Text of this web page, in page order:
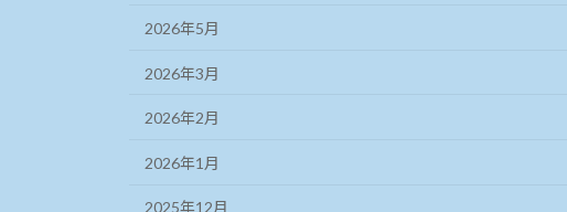
2026年5月
2026年3月
2026年2月
2026年1月
2025年12月